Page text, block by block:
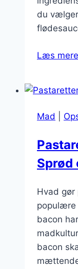
du
Læs mere
Mad
Hvad gør
populære
bacon
bacon